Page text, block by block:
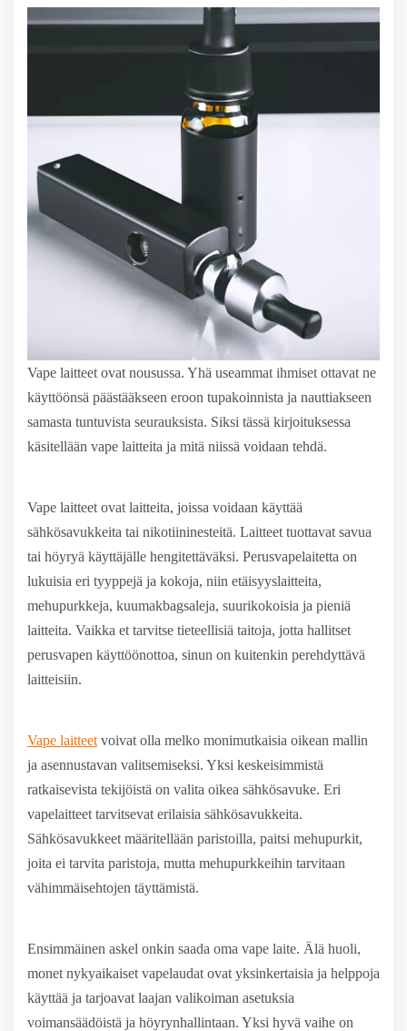
Vape laitteet ovat nousussa. Yhä useammat ihmiset ottavat ne
käyttöönsä päästääkseen eroon tupakoinnista ja nauttiakseen
samasta tuntuvista seurauksista. Siksi tässä kirjoituksessa
käsitellään vape laitteita ja mitä niissä voidaan tehdä.
Vape laitteet ovat laitteita, joissa voidaan käyttää
sähkösavukkeita tai nikotiininesteitä. Laitteet tuottavat savua
tai höyryä käyttäjälle hengitettäväksi. Perusvapelaitetta on
lukuisia eri tyyppejä ja kokoja, niin etäisyyslaitteita,
mehupurkkeja, kuumakbagsaleja, suurikokoisia ja pieniä
laitteita. Vaikka et tarvitse tieteellisiä taitoja, jotta hallitset
perusvapen käyttöönottoa, sinun on kuitenkin perehdyttävä
laitteisiin.
Vape laitteet voivat olla melko monimutkaisia ​​oikean mallin
ja asennustavan valitsemiseksi. Yksi keskeisimmistä
ratkaisevista tekijöistä on valita oikea sähkösavuke. Eri
vapelaitteet tarvitsevat erilaisia ​​sähkösavukkeita.
Sähkösavukkeet määritellään paristoilla, paitsi mehupurkit,
joita ei tarvita paristoja, mutta mehupurkkeihin tarvitaan
vähimmäisehtojen täyttämistä.
Ensimmäinen askel onkin saada oma vape laite. Älä huoli,
monet nykyaikaiset vapelaudat ovat yksinkertaisia ​​ja helppoja
käyttää ja tarjoavat laajan valikoiman asetuksia
voimansäädöistä ja höyrynhallintaan. Yksi hyvä vaihe on